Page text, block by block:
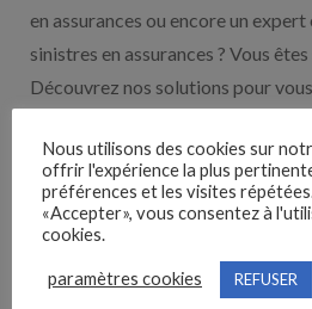
en assurances ou encore un
sinistres en assurances ? Vous
Découvrez nos solutions pour
Nos solutions
Découvrez nos partenaires !
multidiffuseurs, sites payant…
Nous utilisons des cookies sur
offrir l'expérience la plus
préférences et les visites
«Accepter», vous consentez à
cookies.
paramètres cookies REFUSER